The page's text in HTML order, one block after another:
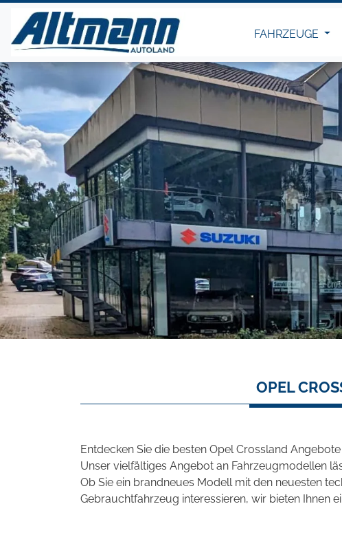
FAHRZEUGE
OPEL
Entdecken Sie die besten Opel Crossland
Unser vielfältiges Angebot an Fahrzeugmodellen
Ob Sie ein brandneues Modell mit den neuesten
Gebrauchtfahrzeug interessieren, wir bieten Ihnen